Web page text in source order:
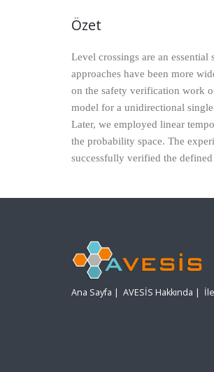
Özet
Level crossings are an
approaches have been more
on the safety verification work
model for a unidirectional
Later, we employed linear
the probability space. The
successfully verified the
Ana Sayfa | AVESİS Hakkında |